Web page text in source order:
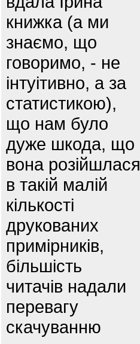
книжка (а ми
знаємо, що
говоримо, - не
інтуітивно, а за
статистикою),
що нам було
дуже шкода, що
вона розійшлася
в такій малій
кількості
друкованих
примірників,
більшість
читачів надали
перевагу
скачуванню